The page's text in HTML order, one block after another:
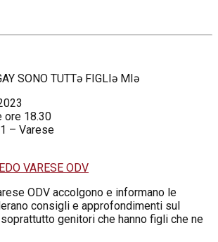
SONO TUTTə FIGLIə MIə
ore 18.30
– Varese
VARESE ODV
ODV accolgono e informano le
consigli e approfondimenti sul
soprattutto genitori che hanno figli che ne